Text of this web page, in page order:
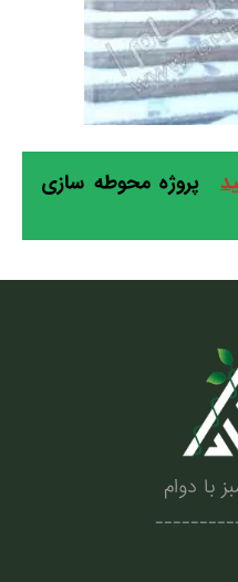
پروژه محوطه سازی
با دوام